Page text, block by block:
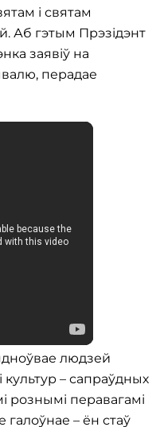
і святам
Аб гэтым Прэзідэнт
заявіў на
перадае
людзей
культур – сапраўдных
рознымі перавагамі
галоўнае – ён стаў